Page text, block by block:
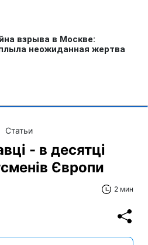
Статьи
- в десятці
Європи
2 мин